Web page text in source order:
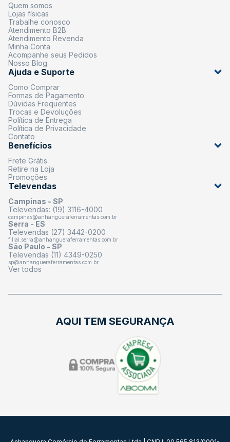
Quem somos
Lojas físicas
Trabalhe conosco
Atendimento B2B
Atendimento Revenda
Minha Conta
Acompanhe seus Pedidos
Nosso Blog
Ajuda e Suporte
Como Comprar
Formas de Pagamento
Dúvidas Frequentes
Trocas e Devoluções
Política de Entrega
Política de Privacidade
Contato
Benefícios
Frete Grátis
Retire na Loja
Promoções
Televendas
Campinas - SP
Televendas: (19) 3116-4000
campinas@anhangueraferramentas.com.br
Serra - ES
Televendas (27) 3442-0200
filial.serra@anhangueraferramentas.com.br
São Paulo - SP
Televendas (11) 4349-0250
sp@anhangueraferramentas.com.br
Ver todos
AQUI TEM SEGURANÇA